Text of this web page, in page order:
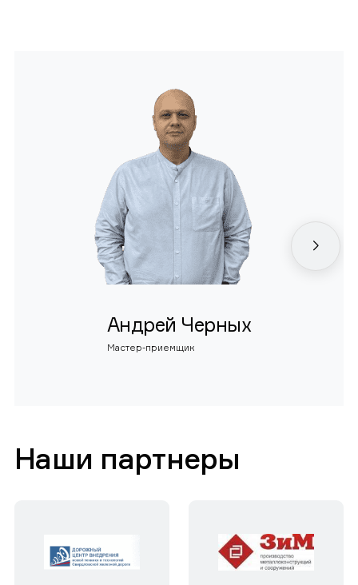
Андрей Черных
Мастер-приемщик
Наши партнеры